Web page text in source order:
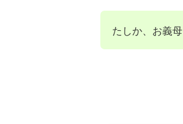
たしか、お義